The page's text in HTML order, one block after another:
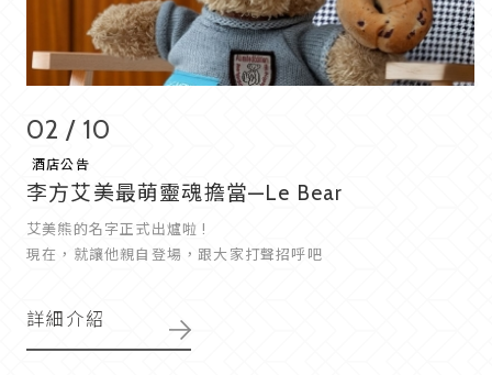
02 / 10
酒店公告
李方艾美最萌靈魂擔當—Le Bear
艾美熊的名字正式出爐啦 !
現在，就讓他親自登場，跟大家打聲招呼吧
詳細介紹